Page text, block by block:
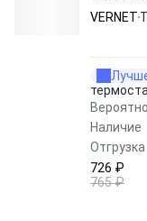
VERNET
Наличие
Отгрузка
726 ₽
765 ₽